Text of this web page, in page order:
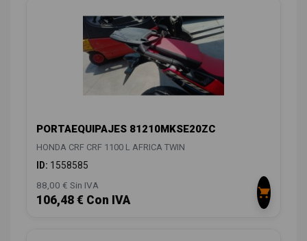
PORTAEQUIPAJES 81210MKSE20ZC
HONDA CRF CRF 1100 L AFRICA TWIN
ID: 1558585
88,00 € Sin IVA
106,48 € Con IVA